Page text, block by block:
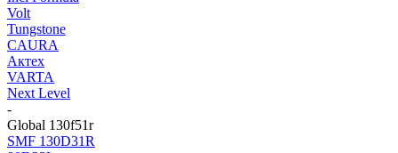
Volt
Tungstone
CAURA
Актех
VARTA
Next Level
-
Global 130f51r
SMF 130D31R